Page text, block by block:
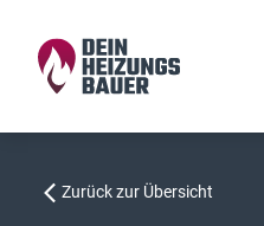
Zurück zur Übersicht